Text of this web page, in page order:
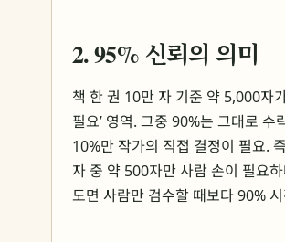
2. 95% 신뢰의 의미
책 한 권 10만 자 기준 약 5,000자
필요’ 영역. 그중 90%는 그대로 수
10%만 작가의 직접 결정이 필요.
자 중 약 500자만 사람 손이 필요
도면 사람만 검수할 때보다 90%